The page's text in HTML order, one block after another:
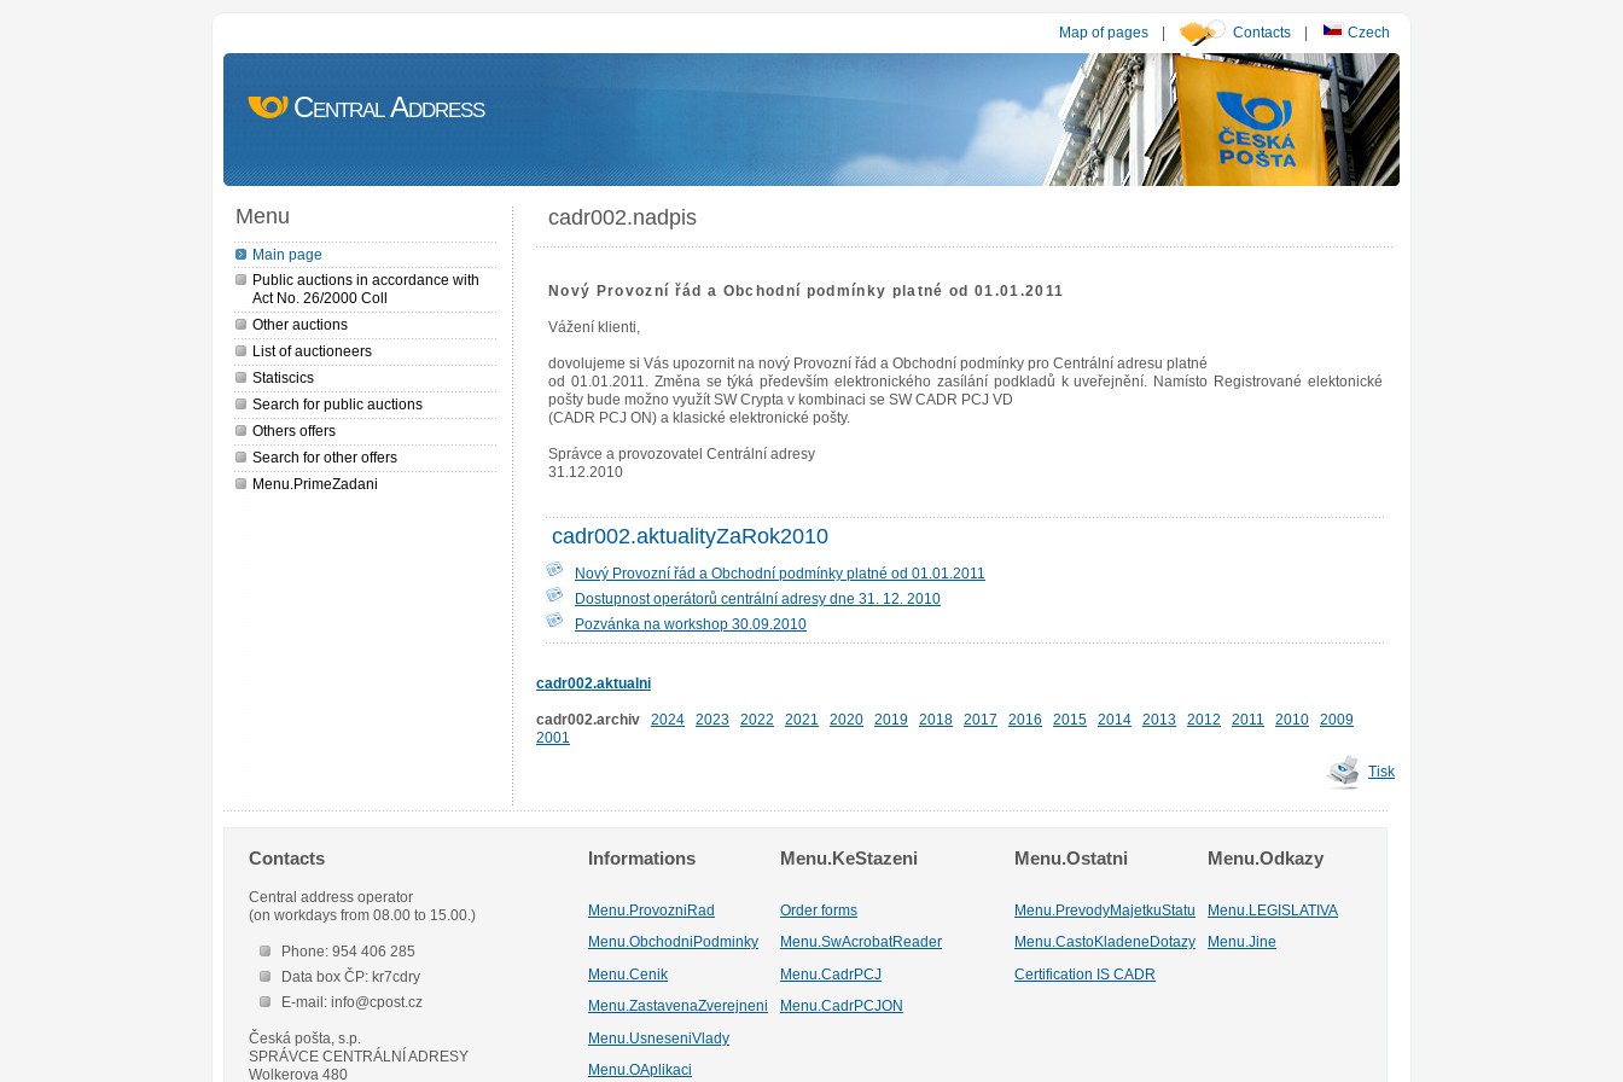
Map of pages | Contacts | Czech
Central Address
Menu
Main page
Public auctions in accordance with
Act No. 26/2000 Coll
Other auctions
List of auctioneers
Statiscics
Search for public auctions
Others offers
Search for other offers
Menu.PrimeZadani
cadr002.nadpis
Nový Provozní řád a Obchodní podmínky platné od 01.01.2011
Vážení klienti,
dovolujeme si Vás upozornit na nový Provozní řád a Obchodní podmínky pro Centrální adresu platné
od 01.01.2011. Změna se týká především elektronického zasílání podkladů k uveřejnění. Namísto Registrované elektonické
pošty bude možno využít SW Crypta v kombinaci se SW CADR PCJ VD
(CADR PCJ ON) a klasické elektronické pošty.
Správce a provozovatel Centrální adresy
31.12.2010
cadr002.aktualityZaRok2010
Nový Provozní řád a Obchodní podmínky platné od 01.01.2011
Dostupnost operátorů centrální adresy dne 31. 12. 2010
Pozvánka na workshop 30.09.2010
cadr002.aktualni
cadr002.archiv 2024 2023 2022 2021 2020 2019 2018 2017 2016 2015 2014 2013 2012 2011 2010
2009
2001
Tisk
Contacts
Central address operator
(on workdays from 08.00 to 15.00.)
Phone: 954 406 285
Data box ČP: kr7cdry
E-mail: info@cpost.cz
Česká pošta, s.p.
SPRÁVCE CENTRÁLNÍ ADRESY
Wolkerova 480
Informations Menu.KeStazeni Menu.Ostatni Menu.Odkazy
Menu.ProvozniRad Order forms Menu.PrevodyMajetkuStatu
Menu.LEGISLATIVA
Menu.ObchodniPodminky
Menu.SwAcrobatReader Menu.CastoKladeneDotazy Menu.Jine
Menu.Cenik Menu.CadrPCJ
Certification IS CADR
Menu.ZastavenaZverejneni
Menu.CadrPCJON
Menu.UsneseniVlady
Menu.OAplikaci